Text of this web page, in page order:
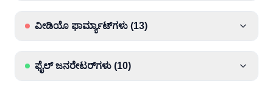
ವೀಡಿಯೊ ಫಾರ್ಮ್ಯಾಟ್‌ಗಳು (13)
ಫೈಲ್ ಜನರೇಟರ್‌ಗಳು (10)